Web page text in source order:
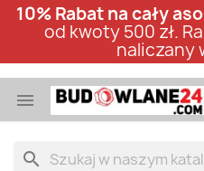
10% Rabat na cały
od kwoty 500 zł.
naliczany

search